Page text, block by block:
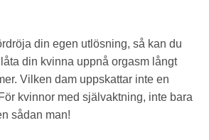
din egen utlösning, så kan du
din kvinna uppnå orgasm långt
Vilken dam uppskattar inte en
kvinnor med självaktning, inte bara
sådan man!